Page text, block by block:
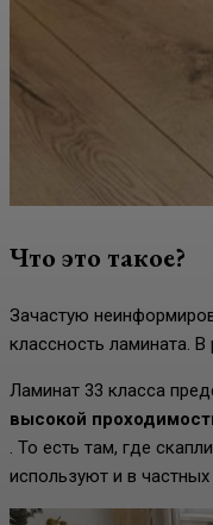
Что это такое?
Зачастую
классность ламината.
Ламинат 33 класса
высокой
. То есть там, где
используют и в